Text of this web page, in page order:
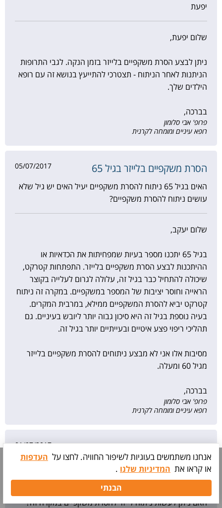
יפעת
שלום יפעת,
ניתן לבצע הסרת משקפיים בלייזר בזמן הנקה. לגבי התרופות
הניתנות לאחר הניתוח - תצטרכי להתייעץ בנושא זה עם רופא
הילדים שלך.
בברכה,
פרופ' אבי סלומון
רופא עיניים ומומחה לקרנית
הסרת משקפיים בלייזר בגיל 65 05/07/2017
האים בגיל 65 ניתוח להסרת משקפיים יעיל האים יש גיל שלא
עושים ניתוח להסרת משקפיים?
שלום יעקב,
בגיל 65 יתכנו מספר בעיות שמפחיתות את הכדאיות או
ההיתכנות לבצע הסרת משקפיים בלייזר. התפתחות קטרקט,
שיכולה להתחיל כבר בגיל זה, עלולה לגרום לעלייה בקוצר
הראייה וחוסר יציבות של המספר במשקפיים. במקרה זה ניתוח
קטרקט יביא להסרת המשקפיים ממילא, במרבית המקרים.
בעיה נוספת בגיל זה היא סיכון גבוה יותר ליובש בעיניים. גם
תהליכי ריפוי פצע איטיים ובעייתיים יותר בגיל זה.
מסיבות אלו אני לא מבצע ניתוחים להסרת משקפיים בלייזר
מגיל 60 ומעלה.
בברכה,
פרופ' אבי סלומון
רופא עיניים ומומחה לקרנית
ניתוח לייזר לסובלים מדלקת פרקים 01/07/2017
שלום,
אני סובל מדלקת במפרקים [Low grade intermitent
האם ניתן לעשות ניתוח לייזר להסרת משקפיים במקרה זה?
תיאום
אנחנו משתמשים בעוגיות לשיפור החוויה. לחצו על העדפות
או קראו את המדיניות שלנו .
הבנתי